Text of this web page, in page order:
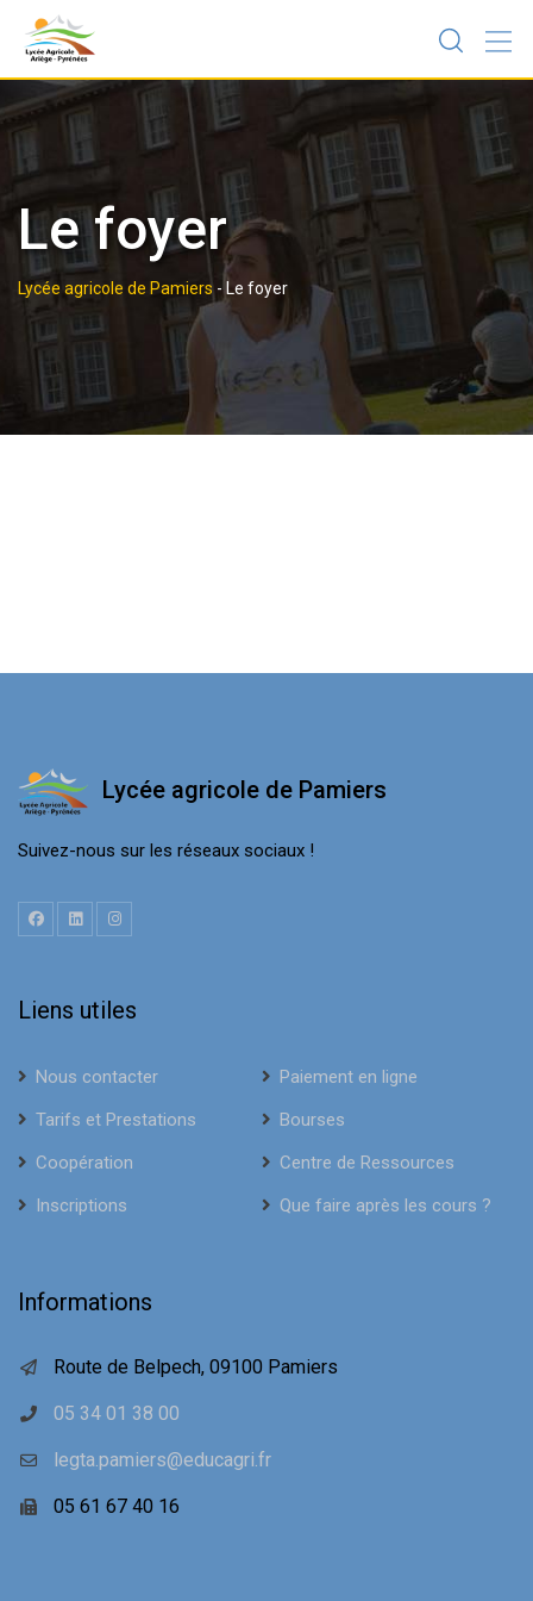
content
Le foyer
Lycée agricole de Pamiers- Le foyer
Lycée agricole de Pamiers
Suivez-nous sur les réseaux sociaux !
Liens utiles
Nous contacter
Paiement en ligne
Tarifs et Prestations
Bourses
Coopération
Centre de Ressources
Inscriptions
Que faire après les cours ?
Informations
Route de Belpech, 09100 Pamiers
05 34 01 38 00
legta.pamiers@educagri.fr
05 61 67 40 16